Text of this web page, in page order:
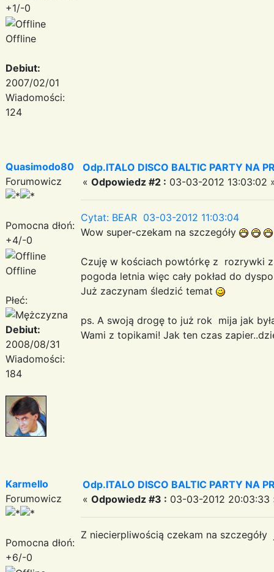
+1/-0
Offline
Debiut:
2007/02/01
Wiadomości:
124
Quasimodo80
Forumowicz
Pomocna dłoń:
+4/-0
Offline
Płeć:
Debiut:
2008/08/31
Wiadomości:
184
Odp.ITALO DISCO BALTIC PARTY NA
« Odpowiedz #2 : 03-03-2012 13:03:02
Cytat: BEAR 03-03-2012 11:03:04
Wow super-czekam na szczegóły
Czuję w kościach powtórkę z rozrywki z
pogoda letnia więc cały pokład do
Już zaczynam śledzić temat
ps. A swoją drogę to już rok mija jak
Wami z topikami! Jak ten czas
Karmello
Forumowicz
Pomocna dłoń:
+6/-0
Odp.ITALO DISCO BALTIC PARTY NA
« Odpowiedz #3 : 03-03-2012 20:03:33
Z niecierpliwością czekam na